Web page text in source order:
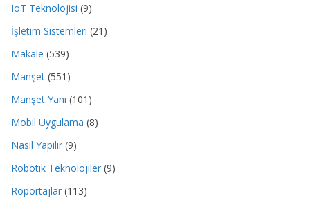
IoT Teknolojisi (9)
İşletim Sistemleri (21)
Makale (539)
Manşet (551)
Manşet Yanı (101)
Mobil Uygulama (8)
Nasıl Yapılır (9)
Robotik Teknolojiler (9)
Röportajlar (113)